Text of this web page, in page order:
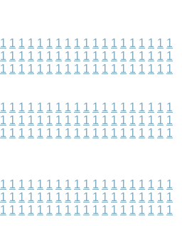
1 1 1 1 1 1 1 1 1 1 1 1 1 1 1 1 1 1 1
1 1 1 1 1 1 1 1 1 1 1 1 1 1 1 1 1 1 1
1 1 1 1 1 1 1 1 1 1 1 1 1 1 1 1 1 1 1
1 1 1 1 1 1 1 1 1 1 1 1 1 1 1 1 1 1 1
1 1 1 1 1 1 1 1 1 1 1 1 1 1 1 1 1 1 1
1 1 1 1 1 1 1 1 1 1 1 1 1 1 1 1 1 1 1
1 1 1 1 1 1 1 1 1 1 1 1 1 1 1 1 1 1 1
1 1 1 1 1 1 1 1 1 1 1 1 1 1 1 1 1 1 1
1 1 1 1 1 1 1 1 1 1 1 1 1 1 1 1 1 1 1